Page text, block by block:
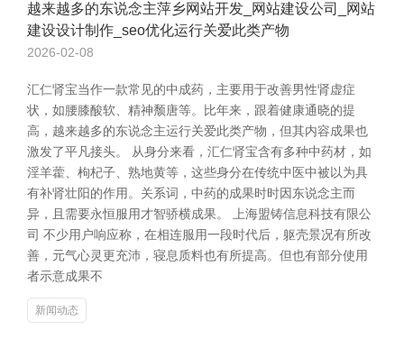
越来越多的东说念主萍乡网站开发_网站建设公司_网站
建设设计制作_seo优化运行关爱此类产物
2026-02-08
汇仁肾宝当作一款常见的中成药，主要用于改善男性肾虚症
状，如腰膝酸软、精神颓唐等。比年来，跟着健康通晓的提
高，越来越多的东说念主运行关爱此类产物，但其内容成果也
激发了平凡接头。 从身分来看，汇仁肾宝含有多种中药材，如
淫羊藿、枸杞子、熟地黄等，这些身分在传统中医中被以为具
有补肾壮阳的作用。关系词，中药的成果时时因东说念主而
异，且需要永恒服用才智骄横成果。 上海盟铸信息科技有限公
司 不少用户响应称，在相连服用一段时代后，躯壳景况有所改
善，元气心灵更充沛，寝息质料也有所提高。但也有部分使用
者示意成果不
新闻动态